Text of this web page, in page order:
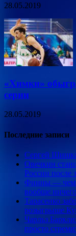
28.05.2019
«Химки»
серии
28.05.2019
Последние записи
Сергей
Овечкин
России после
Финны —
вообще
Тарасенко
розыгрыше
Чарльз
просто